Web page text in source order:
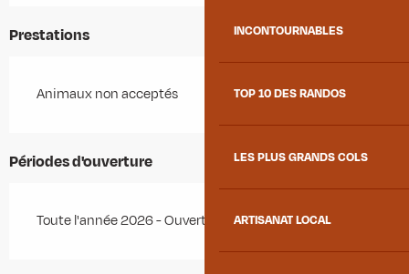
INCONTOURNABLES
TOP 10 DES RANDOS
LES PLUS GRANDS COLS
ARTISANAT LOCAL
Prestations
Animaux non acceptés
Périodes d'ouverture
Toute l'année 2026 - Ouvert tous les jours